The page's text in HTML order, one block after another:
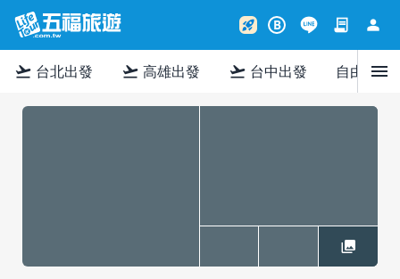
rocket_launch B contract person
flight_takeoff 台北出發 flight_takeoff 高雄出發 flight_takeoff 台中出發 自由行menu